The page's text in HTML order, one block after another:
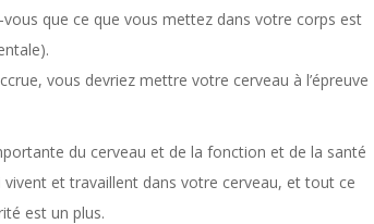
que ce que vous mettez dans votre corps est
vous devriez mettre votre cerveau à l’épreuve
du cerveau et de la fonction et de la santé
et travaillent dans votre cerveau, et tout ce
est un plus.